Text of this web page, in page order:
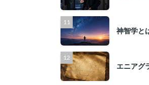
神智学と
エニアグ